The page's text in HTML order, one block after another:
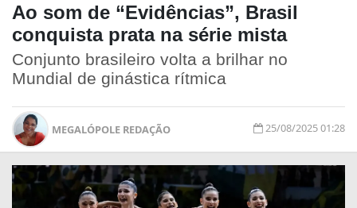
Ao som de “Evidências”, Brasil
conquista prata na série mista
Conjunto brasileiro volta a brilhar no
Mundial de ginástica rítmica
MEGALÓPOLE REDAÇÃO 25/08/2025 01:28